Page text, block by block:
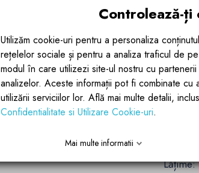
Date
Finisaj:
Ușor și
Controlează-
Utilizăm cookie-uri pentru a personaliza
rețelelor sociale și pentru a analiza traficul de
modul în care utilizezi site-ul nostru cu
analizelor. Aceste informații pot fi combinate
utilizării serviciilor lor. Află mai multe detalii,
Confidentialitate si Utilizare Cookie-uri.
Mai multe informatii